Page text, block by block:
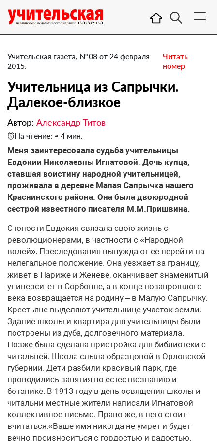
Учительская газета, №08 от 24 февраля
2015.
Читать
номер
Учительница из Сапрычки. ​
Далекое-близкое
Автор: Александр Титов
На чтение: ≈ 4 мин.
Меня заинтересовала судьба учительницы
Евдокии Николаевны Игнатовой. Дочь купца,
ставшая воистину народной учительницей,
проживала в деревне Малая Сапрычка нашего
Краснинского района. Она была двоюродной
сестрой известного писателя М.М.Пришвина.
С юности Евдокия связала свою жизнь с
революционерами, в частности с «Народной
волей». Преследования вынуждают ее перейти на
нелегальное положение. Она уезжает за границу,
живет в Париже и Женеве, оканчивает знаменитый
университет в Сорбонне, а в конце позапрошлого
века возвращается на родину – в Малую Сапрычку.
Крестьяне выделяют учительнице участок земли.
Здание школы и квартира для учительницы были
построены из дуба, долговечного материала.
Позже была сделана пристройка для библиотеки с
читальней. Школа слыла образцовой в Орловской
губернии. Дети разбили красивый парк, где
проводились занятия по естествознанию и
ботанике. В 1913 году в день освящения школы и
читальни местные жители написали Игнатовой
коллективное письмо. Право же, в него стоит
вчитаться:«Ваше имя никогда не умрет и будет
вечно произноситься с гордостью и радостью.